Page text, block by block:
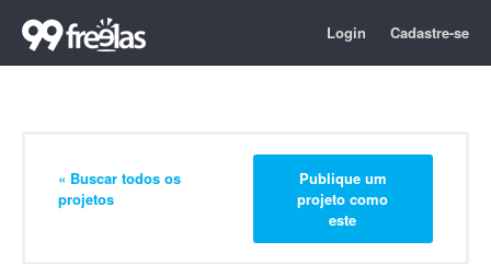
Login Cadastre-se
« Buscar todos os
projetos
Publique um
projeto como
este